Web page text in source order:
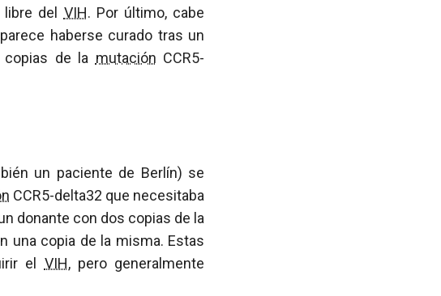
del VIH. Por último, cabe
haberse curado tras un
copias de la mutación CCR5-
un paciente de Berlín) se
CCR5-delta32 que necesitaba
donante con dos copias de la
una copia de la misma. Estas
el VIH, pero generalmente